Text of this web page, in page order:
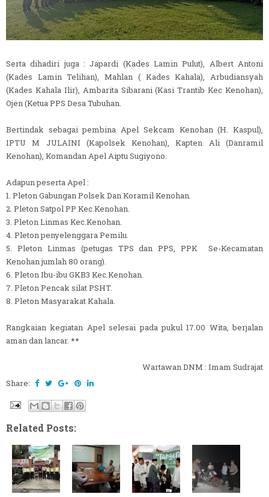
Serta dihadiri juga : Japardi (Kades Lamin Pulut), Albert Antoni
(Kades Lamin Telihan), Mahlan ( Kades Kahala), Arbudiansyah
(Kades Kahala Ilir), Ambarita Sibarani (Kasi Trantib Kec Kenohan),
Ojen (Ketua PPS Desa Tubuhan.
Bertindak sebagai pembina Apel Sekcam Kenohan (H. Kaspul),
IPTU M JULAINI (Kapolsek Kenohan), Kapten Ali (Danramil
Kenohan), Komandan Apel Aiptu Sugiyono.
Adapun peserta Apel :
1. Pleton Gabungan Polsek Dan Koramil Kenohan.
2. Pleton Satpol PP Kec.Kenohan.
3. Pleton Linmas Kec.Kenohan.
4. Pleton penyelenggara Pemilu.
5. Pleton Linmas (petugas TPS dan PPS, PPK Se-Kecamatan
Kenohan jumlah 80 orang).
6. Pleton Ibu-ibu GKB3 Kec.Kenohan.
7. Pleton Pencak silat PSHT.
8. Pleton Masyarakat Kahala.
Rangkaian kegiatan Apel selesai pada pukul 17.00 Wita, berjalan
aman dan lancar. **
Wartawan DNM : Imam Sudrajat
Share:
Related Posts: